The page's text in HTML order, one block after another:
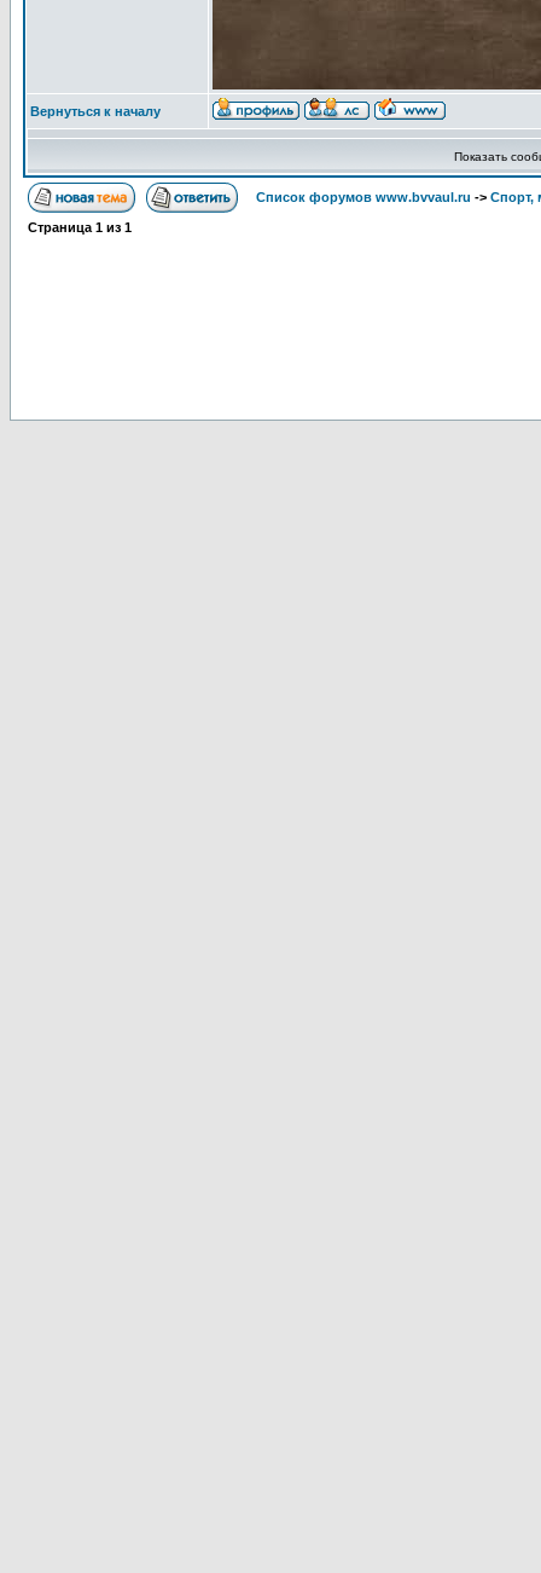
Вернуться к началу
Показать
Список форумов www.bvvaul.ru -> Спорт,
Страница 1 из 1